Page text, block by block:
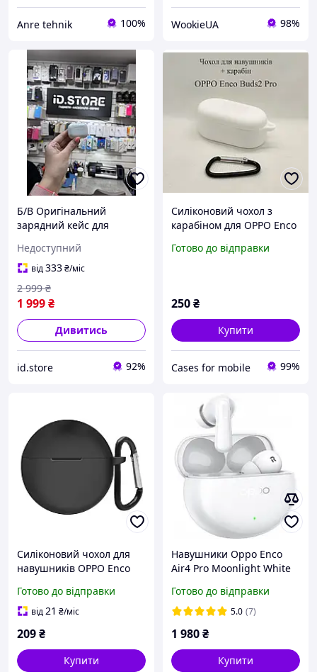
Anre tehnik 100% WookieUA 98%
Б/В Оригінальний
зарядний кейс для
Pro 2nd generation Case
Lighting (A2700)
(MQD83/C)
Недоступний
від333₴/міс
1 999₴
2 999 ₴
Дивитись
id.store 92%
Силіконовий чохол з
карабіном для OPPO Enco
Готово до відправки
250₴
Купити
Cases for mobile 99%
Силіконовий чохол для
навушників OPPO Enco
чорний, захисний кейс, з
карабіном
Готово до відправки
від21 ₴/міс
209₴
Купити
Навушники Oppo Enco
Air4 Pro Moonlight White
Готово до відправки
5.0 (7)
1 980₴
Купити